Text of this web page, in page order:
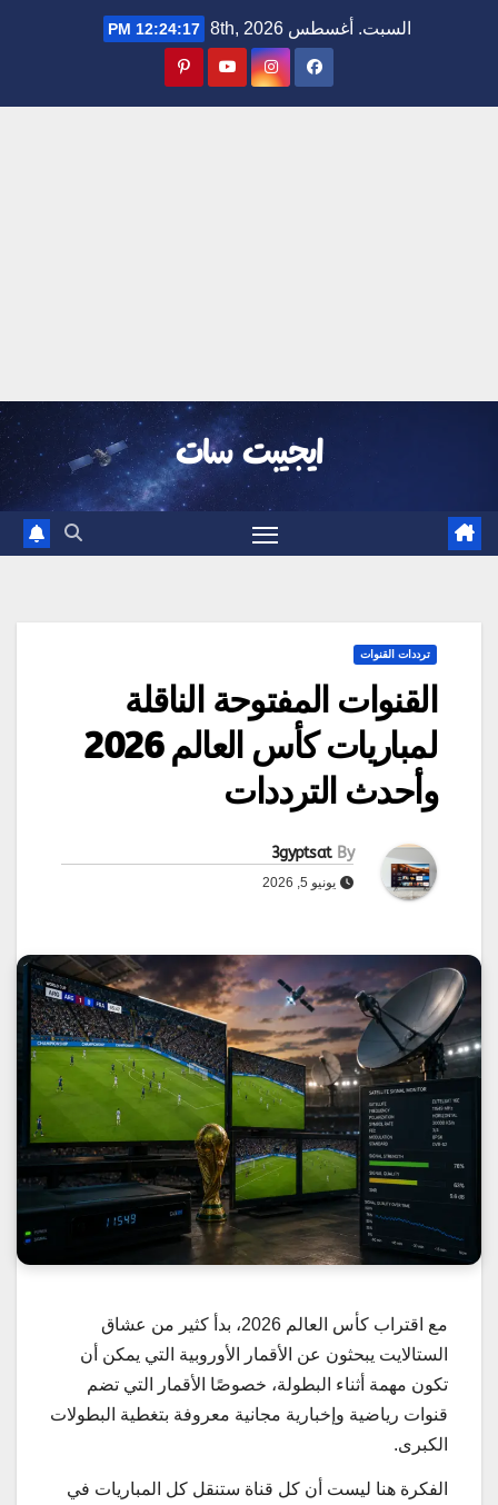
السبت. أغسطس 8th, 2026 12:24:18 PM
ايجيبت سات
ترددات القنوات
القنوات المفتوحة الناقلة
لمباريات كأس العالم 2026
وأحدث الترددات
By
3gyptsat
يونيو 5, 2026
مع اقتراب كأس العالم 2026، بدأ كثير من عشاق
الستالايت يبحثون عن الأقمار الأوروبية التي يمكن أن
تكون مهمة أثناء البطولة، خصوصًا الأقمار التي تضم
قنوات رياضية وإخبارية مجانية معروفة بتغطية البطولات
الكبرى.
الفكرة هنا ليست أن كل قناة ستنقل كل المباريات في